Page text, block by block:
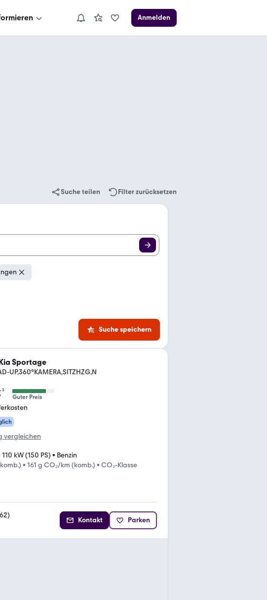
Anmelden
Suche teilen Filter zurücksetzen
Suche speichern
Sportage
UP,360°KAMERA,SITZHZG,N
¹
Guter Preis
vergleichen
110 kW (150 PS) • Benzin
• 161 g CO₂/km (komb.) • CO₂-Klasse
62)
Kontakt Parken